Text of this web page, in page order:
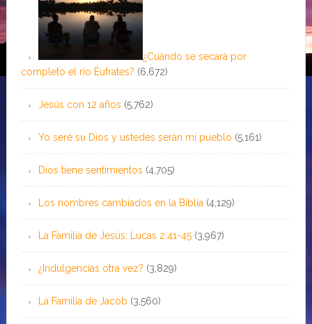
¿Cuándo se secará por
completo el río Éufrates? (6,672)
Jesús con 12 años (5,762)
Yo seré su Dios y ustedes serán mi pueblo (5,161)
Dios tiene sentimientos (4,705)
Los nombres cambiados en la Biblia (4,129)
La Familia de Jesús: Lucas 2:41-45 (3,967)
¿Indulgencias otra vez? (3,829)
La Familia de Jacob (3,560)